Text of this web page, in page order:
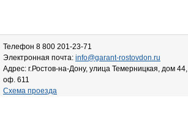
Телефон 8 800 201-23-71
Электронная почта: info@garant-rostovdon.ru
Адрес: г.Ростов-на-Дону, улица Темерницкая, дом 44,
оф. 611
Схема проезда